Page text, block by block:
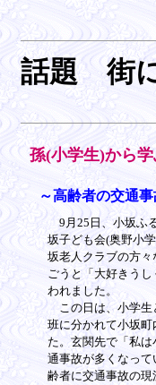
話題 街
孫(小学生)から
～高齢者の交通
9月25日、小坂ふ
坂子ども会(奥野小
坂老人クラブの方
ごうと「大好きう
われました。
この日は、小学生
班に分かれて小坂
た。玄関先で「私
通事故が多くなっ
齢者に交通事故の